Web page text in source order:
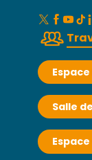
Salle